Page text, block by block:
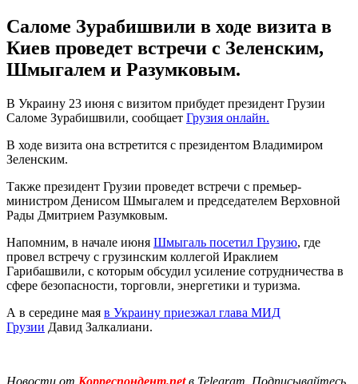
Саломе Зурабишвили в ходе визита в
Киев проведет встречи с Зеленским,
Шмыгалем и Разумковым.
В Украину 23 июня с визитом прибудет президент Грузии
Саломе Зурабишвили, сообщает Грузия онлайн.
В ходе визита она встретится с президентом Владимиром
Зеленским.
Также президент Грузии проведет встречи с премьер-
министром Денисом Шмыгалем и председателем Верховной
Рады Дмитрием Разумковым.
Напомним, в начале июня Шмыгаль посетил Грузию, где
провел встречу с грузинским коллегой Ираклием
Гарибашвили, с которым обсудил усиление сотрудничества в
сфере безопасности, торговли, энергетики и туризма.
А в середине мая в Украину приезжал глава МИД
Грузии Давид Залкалиани.
Новости от Корреспондент.netв Telegram. Подписывайтесь